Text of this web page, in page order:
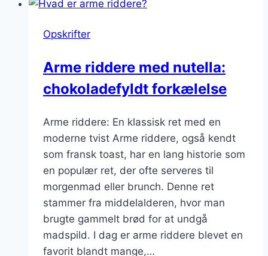
piskefløde:
Opskrifter
Arme riddere med nutella:
chokoladefyldt forkælelse
Arme riddere: En klassisk ret med en
moderne tvist Arme riddere, også kendt
som fransk toast, har en lang historie som
en populær ret, der ofte serveres til
morgenmad eller brunch. Denne ret
stammer fra middelalderen, hvor man
brugte gammelt brød for at undgå
madspild. I dag er arme riddere blevet en
favorit blandt mange,…